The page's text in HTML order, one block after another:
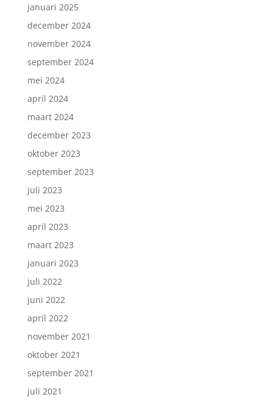
januari 2025
december 2024
november 2024
september 2024
mei 2024
april 2024
maart 2024
december 2023
oktober 2023
september 2023
juli 2023
mei 2023
april 2023
maart 2023
januari 2023
juli 2022
juni 2022
april 2022
november 2021
oktober 2021
september 2021
juli 2021